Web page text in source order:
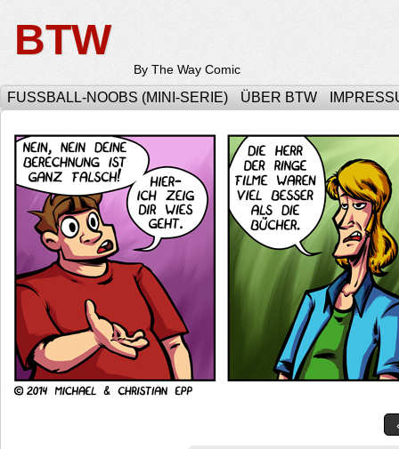
BTW
By The Way Comic
FUSSBALL-NOOBS (MINI-SERIE) ÜBER BTW